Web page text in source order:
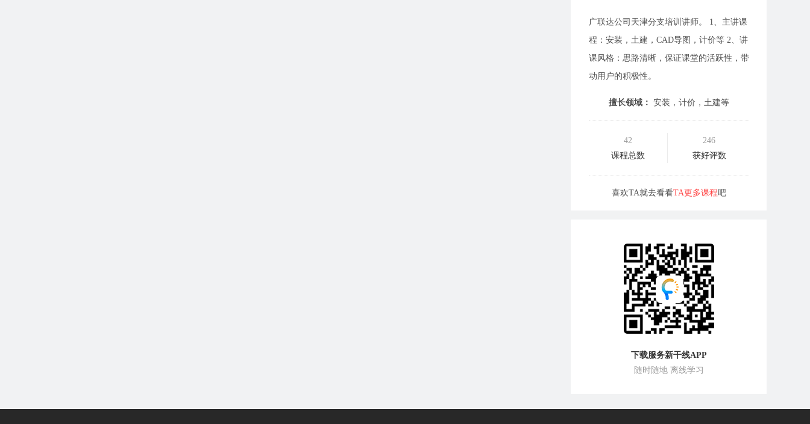
广联达公司天津分支培训讲师。 1、主讲课
程：安装，土建，CAD导图，计价等 2、讲
课风格：思路清晰，保证课堂的活跃性，带
动用户的积极性。
擅长领域： 安装，计价，土建等
42
课程总数
246
获好评数
喜欢TA就去看看TA更多课程吧
下载服务新干线APP
随时随地 离线学习